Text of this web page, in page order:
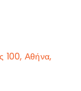
100, Αθήνα,